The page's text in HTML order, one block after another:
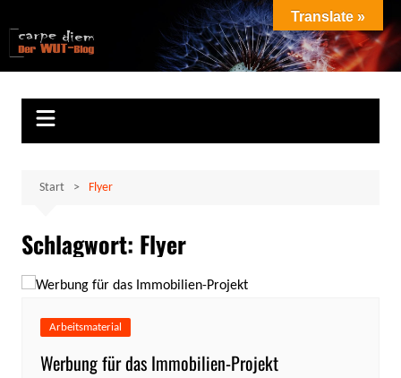
Inhalt
springen
Marion Klüter
carpe diem
Start Flyer
Schlagwort: Flyer
Arbeitsmaterial
Werbung für das Immobilien-Projekt
Translate »